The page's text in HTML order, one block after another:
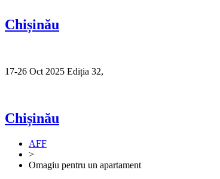
Chișinău
17-26 Oct 2025 Ediția 32,
Chișinău
AFF
>
Omagiu pentru un apartament